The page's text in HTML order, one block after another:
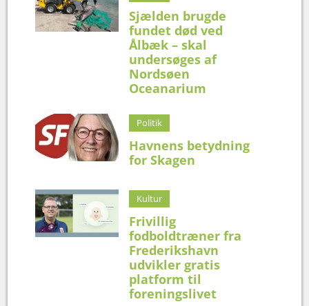
Sjælden brugde
fundet død ved
Ålbæk – skal
undersøges af
Nordsøen
Oceanarium
Politik
Havnens betydning
for Skagen
Kultur
Frivillig
fodboldtræner fra
Frederikshavn
udvikler gratis
platform til
foreningslivet